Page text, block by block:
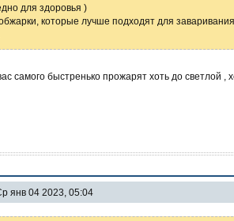
для здоровья )
которые лучше подходят для заваривания
самого быстренько прожарят хоть до светлой ,
янв 04 2023, 05:04